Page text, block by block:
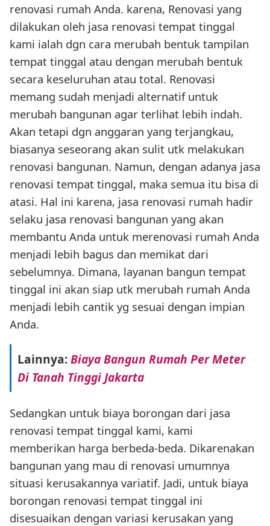
renovasi rumah Anda. karena, Renovasi yang
dilakukan oleh jasa renovasi tempat tinggal
kami ialah dgn cara merubah bentuk tampilan
tempat tinggal atau dengan merubah bentuk
secara keseluruhan atau total. Renovasi
memang sudah menjadi alternatif untuk
merubah bangunan agar terlihat lebih indah.
Akan tetapi dgn anggaran yang terjangkau,
biasanya seseorang akan sulit utk melakukan
renovasi bangunan. Namun, dengan adanya jasa
renovasi tempat tinggal, maka semua itu bisa di
atasi. Hal ini karena, jasa renovasi rumah hadir
selaku jasa renovasi bangunan yang akan
membantu Anda untuk merenovasi rumah Anda
menjadi lebih bagus dan memikat dari
sebelumnya. Dimana, layanan bangun tempat
tinggal ini akan siap utk merubah rumah Anda
menjadi lebih cantik yg sesuai dengan impian
Anda.
Lainnya:Biaya Bangun Rumah Per Meter
Di Tanah Tinggi Jakarta
Sedangkan untuk biaya borongan dari jasa
renovasi tempat tinggal kami, kami
memberikan harga berbeda-beda. Dikarenakan
bangunan yang mau di renovasi umumnya
situasi kerusakannya variatif. Jadi, untuk biaya
borongan renovasi tempat tinggal ini
disesuaikan dengan variasi kerusakan yang